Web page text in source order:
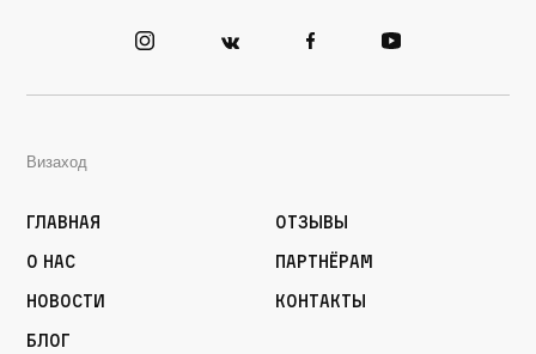
Визаход
Главная
О нас
Новости
Блог
Отзывы
Партнёрам
Контакты